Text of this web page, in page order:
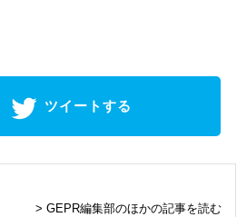
ツイートする
> GEPR編集部のほかの記事を読む